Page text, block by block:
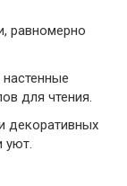
равномерно
для чтения.
декоративных
уют.